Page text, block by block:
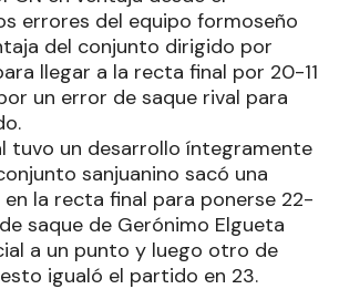
errores del equipo formoseño
del conjunto dirigido por
llegar a la recta final por 20-11
un error de saque rival para
tuvo un desarrollo íntegramente
sanjuanino sacó una
la recta final para ponerse 22-
saque de Gerónimo Elgueta
a un punto y luego otro de
igualó el partido en 23.